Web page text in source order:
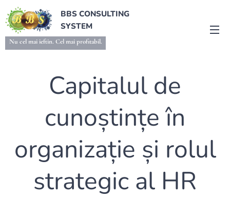
BBS CONSULTING
SYSTEM
Nu cel mai ieftin. Cel mai profitabil.
Capitalul de
cunoștințe în
organizație și rolul
strategic al HR